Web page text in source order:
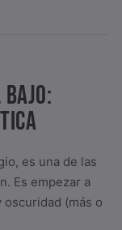
es una de las
Es empezar a
(más o